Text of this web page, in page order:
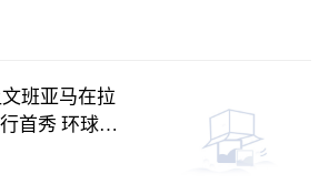
班亚马在拉
首秀 环球新